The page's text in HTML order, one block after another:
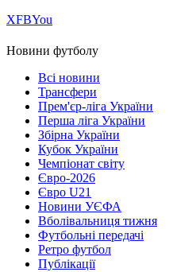
ХFBYou
Новини футболу
Всі новини
Трансфери
Прем'єр-ліга України
Перша ліга України
Збірна України
Кубок України
Чемпіонат світу
Євро-2026
Євро U21
Новини УЄФА
Вболівальниця тижня
Футбольні передачі
Ретро футбол
Публікації